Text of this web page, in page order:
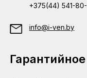
+375(44) 541-
info@i-ven.by